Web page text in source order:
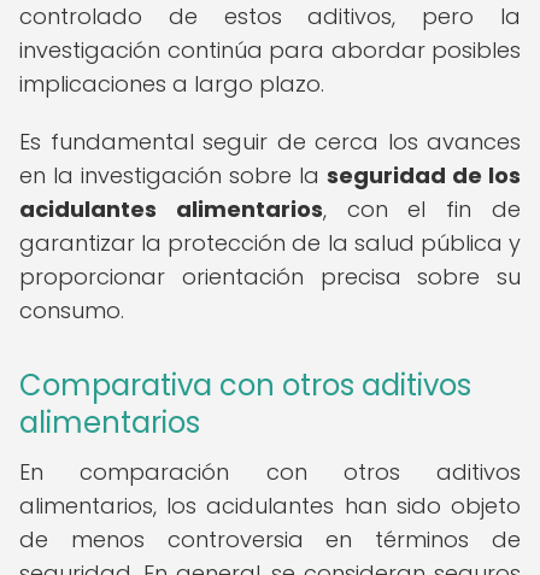
controlado de estos aditivos, pero la
investigación continúa para abordar posibles
implicaciones a largo plazo.
Es fundamental seguir de cerca los avances
en la investigación sobre la seguridad de los
acidulantes alimentarios, con el fin de
garantizar la protección de la salud pública y
proporcionar orientación precisa sobre su
consumo.
Comparativa con otros aditivos
alimentarios
En comparación con otros aditivos
alimentarios, los acidulantes han sido objeto
de menos controversia en términos de